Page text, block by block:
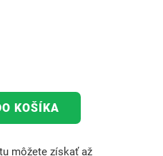
KOŠÍKA
môžete získať až